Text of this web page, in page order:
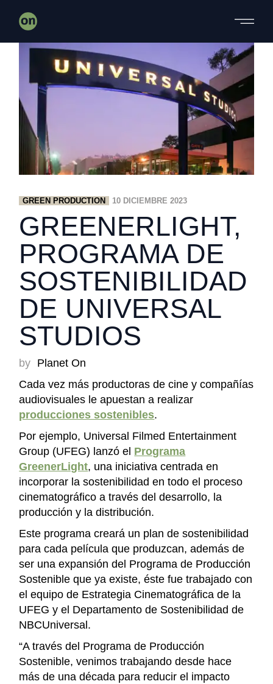
GREEN PRODUCTION 10 DICIEMBRE 2023
GREENERLIGHT,
PROGRAMA DE
SOSTENIBILIDAD
DE UNIVERSAL
STUDIOS
by Planet On
Cada vez más productoras de cine y compañías
audiovisuales le apuestan a realizar
producciones sostenibles.
Por ejemplo, Universal Filmed Entertainment
Group (UFEG) lanzó el Programa
GreenerLight, una iniciativa centrada en
incorporar la sostenibilidad en todo el proceso
cinematográfico a través del desarrollo, la
producción y la distribución.
Este programa creará un plan de sostenibilidad
para cada película que produzcan, además de
ser una expansión del Programa de Producción
Sostenible que ya existe, éste fue trabajado con
el equipo de Estrategia Cinematográfica de la
UFEG y el Departamento de Sostenibilidad de
NBCUniversal.
“A través del Programa de Producción
Sostenible, venimos trabajando desde hace
más de una década para reducir el impacto